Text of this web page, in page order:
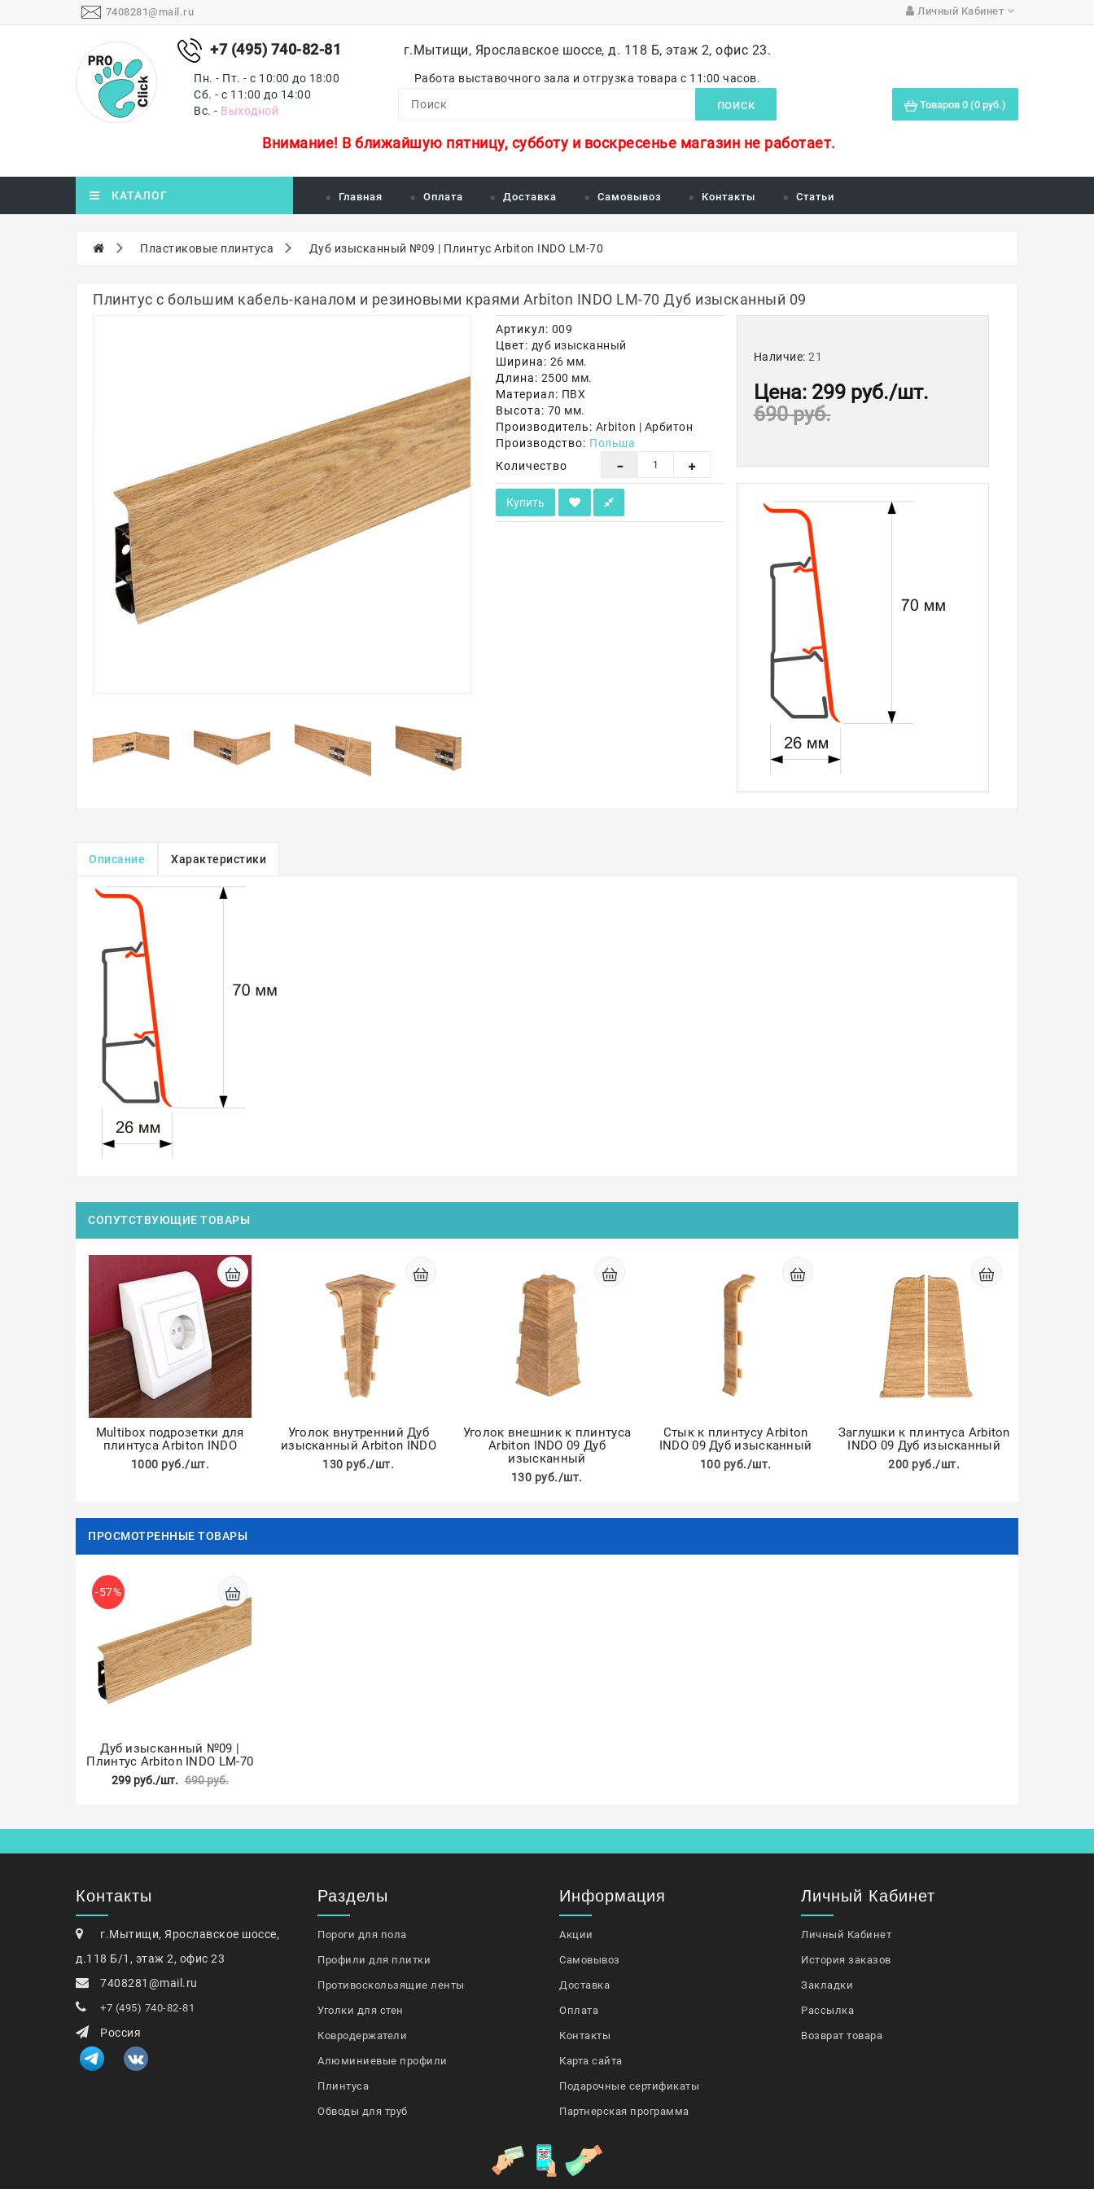
7408281@mail.ru Личный Кабинет
+7 (495) 740-82-81
Пн. - Пт. - с 10:00 до 18:00
Сб. - с 11:00 до 14:00
Вс. - Выходной
г.Мытищи, Ярославское шоссе, д. 118 Б, этаж 2, офис 23.
Работа выставочного зала и отгрузка товара с 11:00 часов.
ПОИСК Товаров 0 (0 руб.)
Внимание! В ближайшую пятницу, субботу и воскресенье магазин не работает.
КАТАЛОГ Главная Оплата Доставка Самовывоз Контакты Статьи
Пластиковые плинтуса Дуб изысканный №09 | Плинтус Arbiton INDO LM-70
Плинтус с большим кабель-каналом и резиновыми краями Arbiton INDO LM-70 Дуб изысканный 09
Артикул: 009
Цвет: дуб изысканный
Ширина: 26 мм.
Длина: 2500 мм.
Материал: ПВХ
Высота: 70 мм.
Производитель: Arbiton | Арбитон
Производство: Польша
Количество
Купить
Наличие: 21
Цена: 299 руб./шт.
690 руб.
Описание Характеристики
СОПУТСТВУЮЩИЕ ТОВАРЫ
Multibox подрозетки для
плинтуса Arbiton INDO
1000 руб./шт.
Уголок внутренний Дуб
изысканный Arbiton INDO
130 руб./шт.
Уголок внешник к плинтуса
Arbiton INDO 09 Дуб
изысканный
130 руб./шт.
Стык к плинтусу Arbiton
INDO 09 Дуб изысканный
100 руб./шт.
Заглушки к плинтуса Arbiton
INDO 09 Дуб изысканный
200 руб./шт.
ПРОСМОТРЕННЫЕ ТОВАРЫ
Дуб изысканный №09 |
Плинтус Arbiton INDO LM-70
299 руб./шт. 690 руб.
-57%
Контакты
г.Мытищи, Ярославское шоссе,
д.118 Б/1, этаж 2, офис 23
7408281@mail.ru
+7 (495) 740-82-81
Россия
Разделы
Пороги для пола
Профили для плитки
Противоскользящие ленты
Уголки для стен
Ковродержатели
Алюминиевые профили
Плинтуса
Обводы для труб
Информация
Акции
Самовывоз
Доставка
Оплата
Контакты
Карта сайта
Подарочные сертификаты
Партнерская программа
Личный Кабинет
Личный Кабинет
История заказов
Закладки
Рассылка
Возврат товара